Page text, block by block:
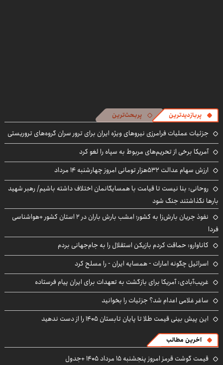
پربازدیدترین پربحث‌ترین
جزئیات عملیات فرامرزی نیروهای ویژه ایران برای ترور سران گروه‌های تروریستی
آمریکا برخی از تحریم‌های مربوط به سپاه را لغو کرد
ارزش سهام عدالت ۵۳۲هزار تومانی امروز چهارشنبه ۱۴ مرداد
روحانی: بنا نیست تا قیامت با همسایگانمان اختلاف داشته باشیم/ رهبر شهید
بارها نگذاشتند جنگ شود
نفوذ جریان بارش‌زا به کشور؛ امشب بارش باران در ۲ استان کشور +هواشناسی
فردا
کاناوارو: حماقت کردم بازیکن استقلال را به جام‌جهانی بردم
اسرائیل چگونه امارات - همسایه ایران - را مسلح کرد
غریب‌آبادی: آمریکا برای بازگشت به تعهدات برای ایران پیام فرستاده
ساغر غلامی اعدام شد؟ جزئیات را بخوانید
این پیش بینی قیمت طلا تا پایان تابستان ۱۴۰۵ را از دست ندهید
آخرین مطالب
قیمت گوشت قرمز امروز پنجشنبه ۱۵ مرداد ۱۴۰۵ +جدول